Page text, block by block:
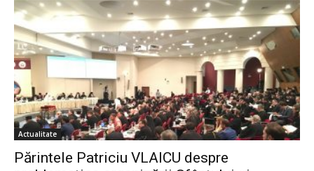
Actualitate
Părintele Patriciu VLAICU despre